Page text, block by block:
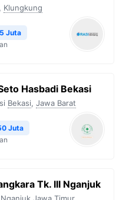
, Klungkung
Juta
Hasbadi Bekasi
Bekasi, Jawa Barat
Juta
Tk. III Nganjuk